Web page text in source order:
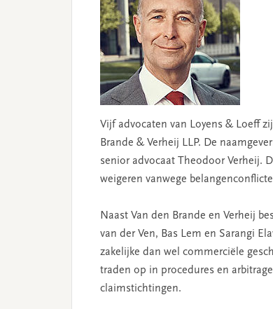
Vijf advocaten van Loyens & Loeff
Brande & Verheij LLP. De
senior advocaat Theodoor Verheij.
weigeren vanwege
Naast Van den Brande en Verheij
van der Ven, Bas Lem en Sarangi
zakelijke dan wel commerciële
traden op in procedures en
claimstichtingen.